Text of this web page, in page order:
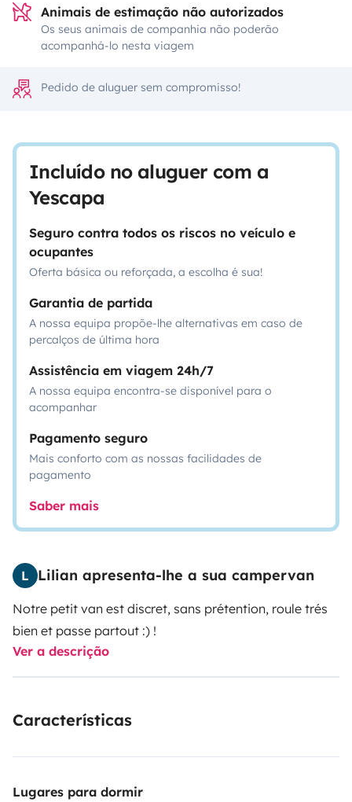
Animais de estimação não autorizados
Os seus animais de companhia não poderão
acompanhá-lo nesta viagem
Pedido de aluguer sem compromisso!
Incluído no aluguer com a
Yescapa
Seguro contra todos os riscos no veículo e
ocupantes
Oferta básica ou reforçada, a escolha é sua!
Garantia de partida
A nossa equipa propõe-lhe alternativas em caso de
percalços de última hora
Assistência em viagem 24h/7
A nossa equipa encontra-se disponível para o
acompanhar
Pagamento seguro
Mais conforto com as nossas facilidades de
pagamento
Saber mais
L Lilian apresenta-lhe a sua campervan
Notre petit van est discret, sans prétention, roule trés
bien et passe partout :) !
Ver a descrição
Características
Lugares para dormir